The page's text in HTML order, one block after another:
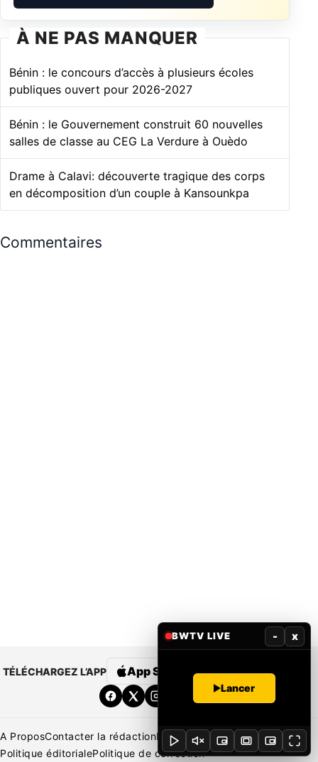
À NE PAS MANQUER
Bénin : le concours d’accès à plusieurs écoles
publiques ouvert pour 2026-2027
Bénin : le Gouvernement construit 60 nouvelles
salles de classe au CEG La Verdure à Ouèdo
Drame à Calavi: découverte tragique des corps
en décomposition d’un couple à Kansounkpa
Commentaires
TÉLÉCHARGEZ L’APP App Store Google Play
A ProposContacter la rédactionRédaction Mentions légales
Politique éditorialePolitique de correction
BWTV LIVE - x
Lancer